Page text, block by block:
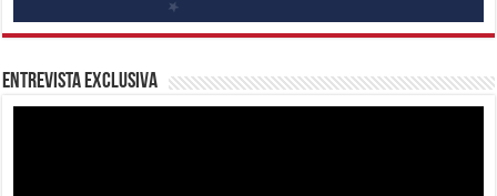
Entrevista Exclusiva